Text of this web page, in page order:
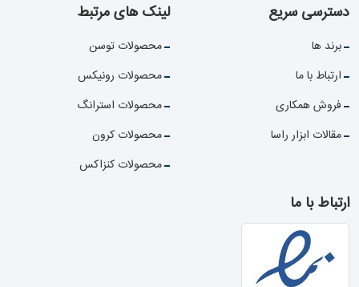
دسترسی سریع
برند ها
ارتباط با ما
فروش همکاری
مقالات ابزار راسا
لینک های مرتبط
محصولات توسن
محصولات رونیکس
محصولات استرانگ
محصولات کرون
محصولات کنزاکس
ارتباط با ما